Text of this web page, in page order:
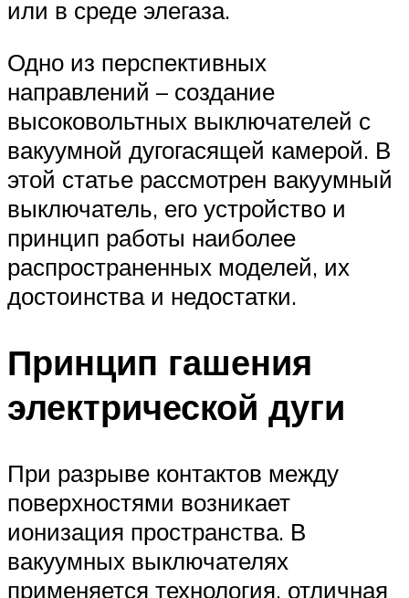
или в среде элегаза.
Одно из перспективных
направлений – создание
высоковольтных выключателей с
вакуумной дугогасящей камерой. В
этой статье рассмотрен вакуумный
выключатель, его устройство и
принцип работы наиболее
распространенных моделей, их
достоинства и недостатки.
Принцип гашения
электрической дуги
При разрыве контактов между
поверхностями возникает
ионизация пространства. В
вакуумных выключателях
применяется технология, отличная